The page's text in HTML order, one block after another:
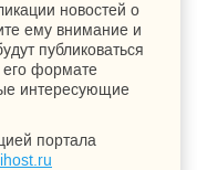
новостей о
ему внимание и
публиковаться
его формате
интересующие
портала